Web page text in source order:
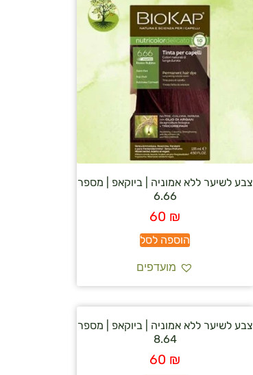
צבע לשיער ללא אמוניה | ביוקאפ | מספר
6.66
60 ₪
הוספה לסל
מועדפים
צבע לשיער ללא אמוניה | ביוקאפ | מספר
8.64
60 ₪